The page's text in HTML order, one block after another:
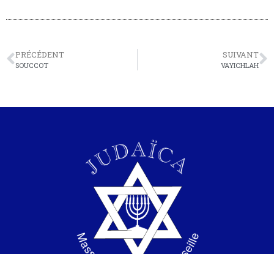
PRÉCÉDENT
SOUCCOT
SUIVANT
VAYICHLAH